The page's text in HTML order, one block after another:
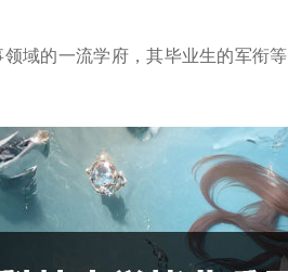
域的一流学府，其毕业生的军衔